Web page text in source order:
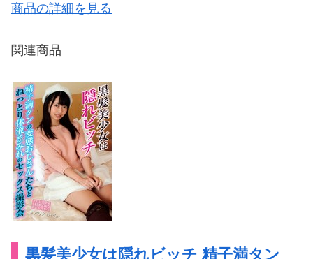
商品の詳細を見る
関連商品
黒髪美少女は隠れビッチ 精子満タン